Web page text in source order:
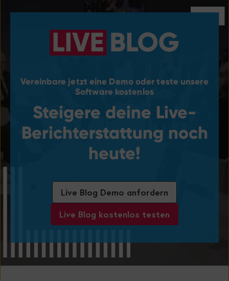
Vereinbare jetzt eine Demo oder teste unsere
Software kostenlos
Steigere deine Live-
Berichterstattung noch
heute!
Live Blog Demo anfordern
Live Blog kostenlos testen